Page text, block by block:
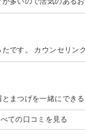
ての口コミを見る